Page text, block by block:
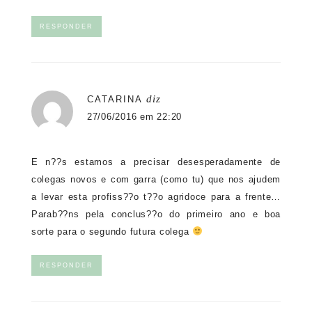
RESPONDER
CATARINA diz
27/06/2016 em 22:20
E n??s estamos a precisar desesperadamente de
colegas novos e com garra (como tu) que nos ajudem
a levar esta profiss??o t??o agridoce para a frente…
Parab??ns pela conclus??o do primeiro ano e boa
sorte para o segundo futura colega
RESPONDER